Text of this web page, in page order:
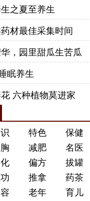
之夏至养生
材最佳采集时间
，园里甜瓜生苦瓜
眠养生
六种植物莫进家
特色 保健
减肥 名医
偏方 拔罐
推拿 药茶
老年 育儿